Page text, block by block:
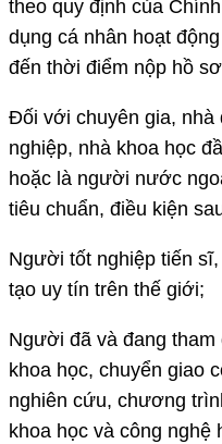
theo quy định của
dụng cá nhân hoạt
đến thời điểm nộp hồ
Đối với chuyên gia, nhà
nghiệp, nhà khoa học
hoặc là người nước
tiêu chuẩn, điều kiện
Người tốt nghiệp tiến
tạo uy tín trên thế giới;
Người đã và đang
khoa học, chuyển giao
nghiên cứu, chương
khoa học và công nghệ